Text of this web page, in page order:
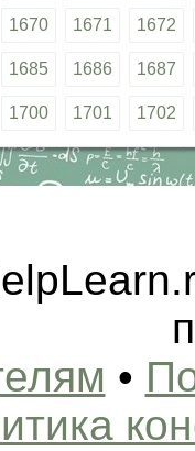
1670 1671 1672
1685 1686 1687
1700 1701 1702
•